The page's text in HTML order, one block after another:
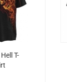
T-